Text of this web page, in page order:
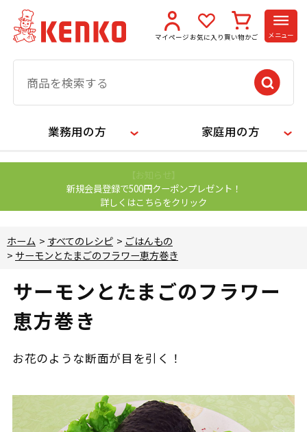
マイページ お気に入り 買い物かご メニュー
業務用の方 家庭用の方
【お知らせ】
新規会員登録で500円クーポンプレゼント！
詳しくはこちらをクリック
ホーム > すべてのレシピ > ごはんもの
> サーモンとたまごのフラワー恵方巻き
サーモンとたまごのフラワー
恵方巻き
お花のような断面が目を引く！